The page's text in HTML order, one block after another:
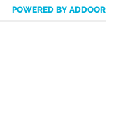
POWERED BY ADDOOR